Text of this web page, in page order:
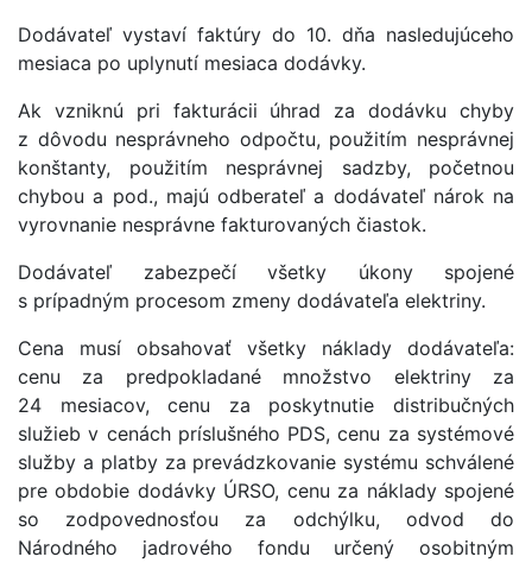
Dodávateľ vystaví faktúry do 10. dňa nasledujúceho
mesiaca po uplynutí mesiaca dodávky.
Ak vzniknú pri fakturácii úhrad za dodávku chyby
z dôvodu nesprávneho odpočtu, použitím nesprávnej
konštanty, použitím nesprávnej sadzby, početnou
chybou a pod., majú odberateľ a dodávateľ nárok na
vyrovnanie nesprávne fakturovaných čiastok.
Dodávateľ zabezpečí všetky úkony spojené
s prípadným procesom zmeny dodávateľa elektriny.
Cena musí obsahovať všetky náklady dodávateľa:
cenu za predpokladané množstvo elektriny za
24 mesiacov, cenu za poskytnutie distribučných
služieb v cenách príslušného PDS, cenu za systémové
služby a platby za prevádzkovanie systému schválené
pre obdobie dodávky ÚRSO, cenu za náklady spojené
so zodpovednosťou za odchýlku, odvod do
Národného jadrového fondu určený osobitným